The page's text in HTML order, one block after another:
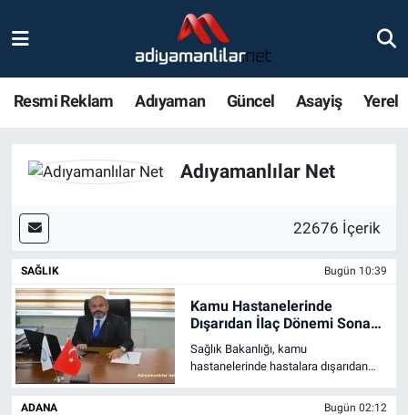
Resmi Reklam Adıyaman Güncel Asayiş Yerel
Adıyamanlılar Net
22676 İçerik
SAĞLIK Bugün 10:39
Kamu Hastanelerinde
Dışarıdan İlaç Dönemi Sona
Erdi
Sağlık Bakanlığı, kamu
hastanelerinde hastalara dışarıdan
uygulamasını sonlandırdı. TÜRKAV
ADANA Bugün 02:12
Röportajlar
Gündem
Asayiş
Nöbetçi Eczaneler
Adiyaman Namaz Vakitleri
Tüm Manşetler
Son Dakika Haberleri